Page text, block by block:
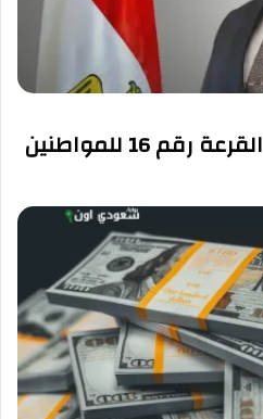
وزير الإسكان يعلن عن القرعة رقم 16 للمواطنين